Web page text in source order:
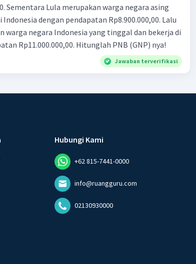
dan bekerja di
Rp11.000.000,00. Hitunglah PNB (GNP) nya!
Jawaban terverifikasi
Hubungi Kami
+62 815-7441-0000
info@ruangguru.com
02130930000